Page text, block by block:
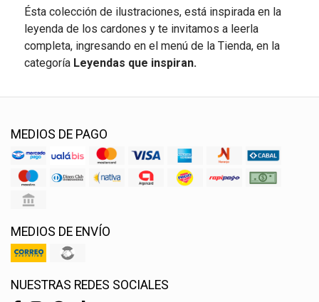
Ésta colección de ilustraciones, está inspirada en la
leyenda de los cardones y te invitamos a leerla
completa, ingresando en el menú de la Tienda, en la
categoría Leyendas que inspiran.
MEDIOS DE PAGO
MEDIOS DE ENVÍO
NUESTRAS REDES SOCIALES